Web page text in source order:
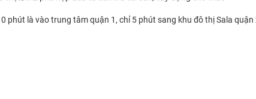
phút là vào trung tâm quận 1, chỉ 5 phút sang khu đô thị Sala quận